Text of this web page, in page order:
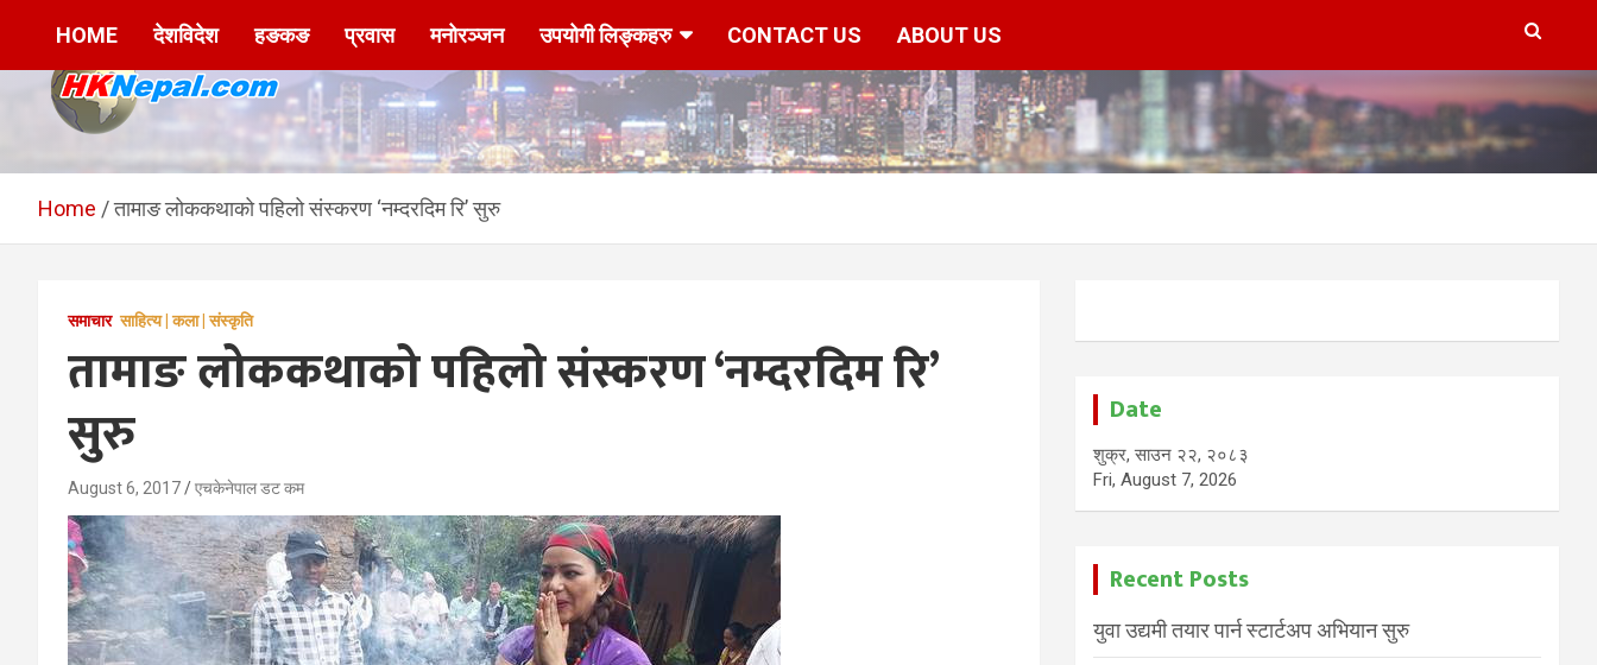
HKNepal.com –
हङकङबाट सञ्चालित पहिलो
नेपाली अनलाईन पत्रिका
hknepal, hknepal.com, hk nepal, hk nepal com
HOME देशविदेश हङकङ प्रवास मनोरञ्जन उपयोगी लिङ्कहरु CONTACT US ABOUT US
Home तामाङ लोककथाको पहिलो संस्करण ‘नम्दरदिम रि’ सुरु
समाचार साहित्य | कला | संस्कृति
तामाङ लोककथाको पहिलो संस्करण ‘नम्दरदिम रि’
सुरु
August 6, 2017 एचकेनेपाल डट कम
Date
शुक्र, साउन २२, २०८३
Fri, August 7, 2026
Recent Posts
युवा उद्यमी तयार पार्न स्टार्टअप अभियान सुरु